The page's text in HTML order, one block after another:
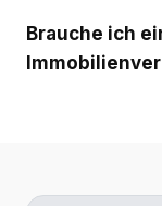
Brauche ich